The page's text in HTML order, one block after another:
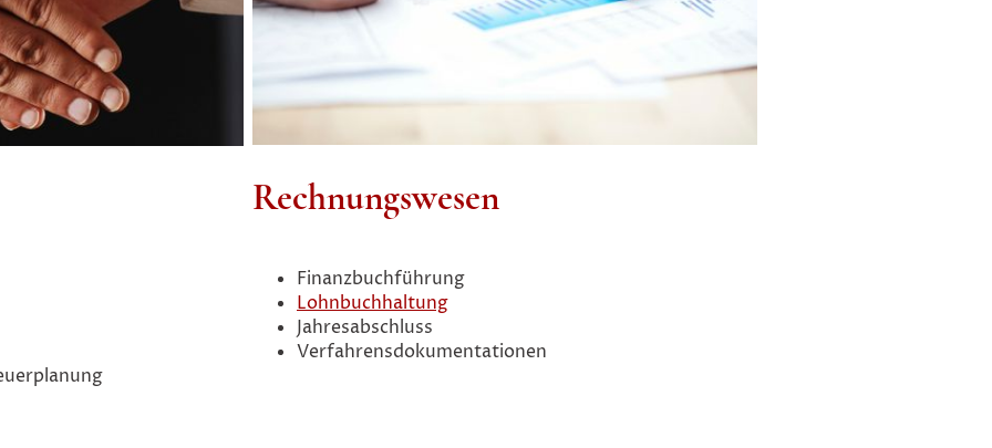
Rechnungswesen
Finanzbuchführung
Lohnbuchhaltung
Jahresabschluss
Verfahrensdokumentationen